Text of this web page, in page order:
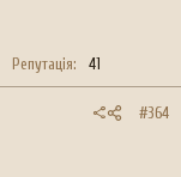
Репутація 41
#364